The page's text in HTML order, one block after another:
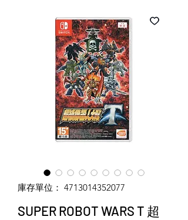
WECHAT 微信諮詢
庫存單位： 4713014352077
SUPER ROBOT WARS T 超